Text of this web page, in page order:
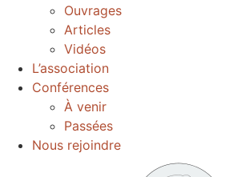
Ouvrages
Articles
Vidéos
L’association
Conférences
À venir
Passées
Nous rejoindre